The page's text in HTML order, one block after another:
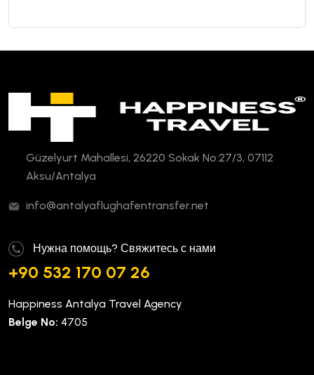
Güzelyurt Mahallesi, 26220 Sokak No:27/3, 07112
Aksu/Antalya
info@antalyaflughafentransfer.net
Нужна помощь? Свяжитесь с нами
+90 532 170 07 26
Happiness Antalya Travel Agency
Belge No: 4705